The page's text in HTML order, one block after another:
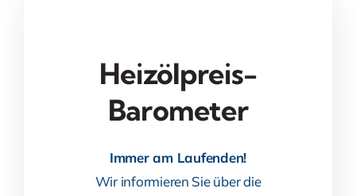
Heizölpreis-
Barometer
Immer am Laufenden!
Wir informieren Sie über die